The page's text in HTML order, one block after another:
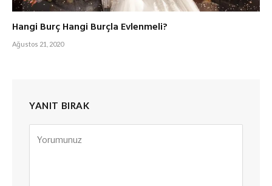
Hangi Burç Hangi Burçla Evlenmeli?
Ağustos 21, 2020
YANIT BIRAK